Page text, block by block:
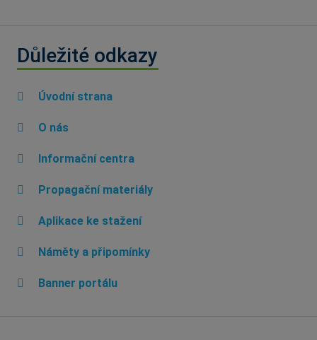
Důležité odkazy
Úvodní strana
O nás
Informační centra
Propagační materiály
Aplikace ke stažení
Náměty a připomínky
Banner portálu